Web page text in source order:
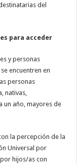
del
para acceder
y personas
encuentren en
personas
nativas,
un año, mayores de
la percepción de la
Universal por
hijos/as con